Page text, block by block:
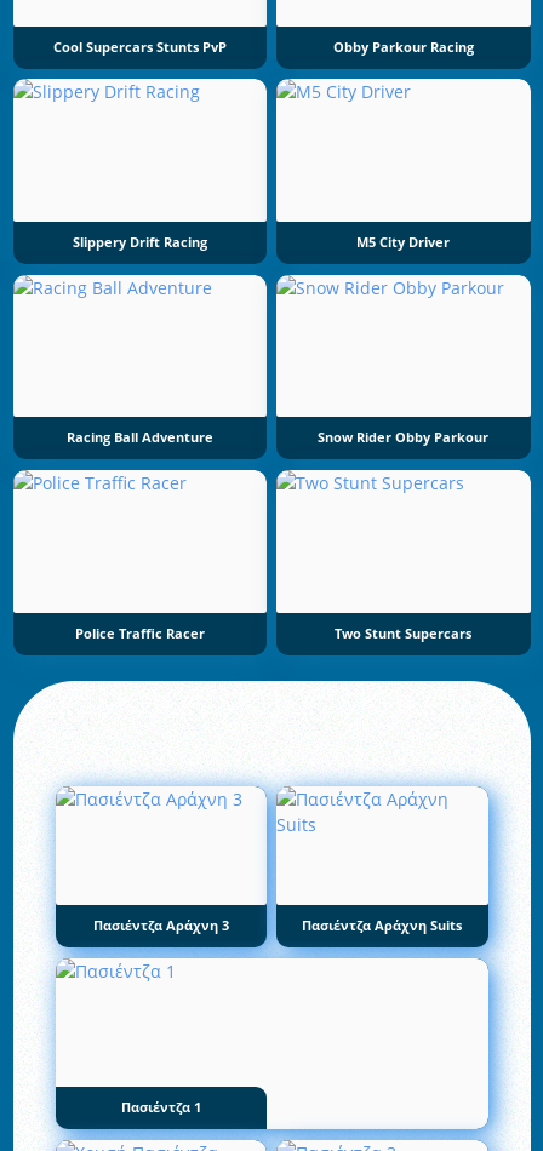
Cool Supercars Stunts PvP Obby Parkour Racing
Slippery Drift Racing M5 City Driver
Racing Ball Adventure Snow Rider Obby Parkour
Police Traffic Racer Two Stunt Supercars
Πασιέντζα Αράχνη 3 Πασιέντζα Αράχνη Suits
Πασιέντζα 1